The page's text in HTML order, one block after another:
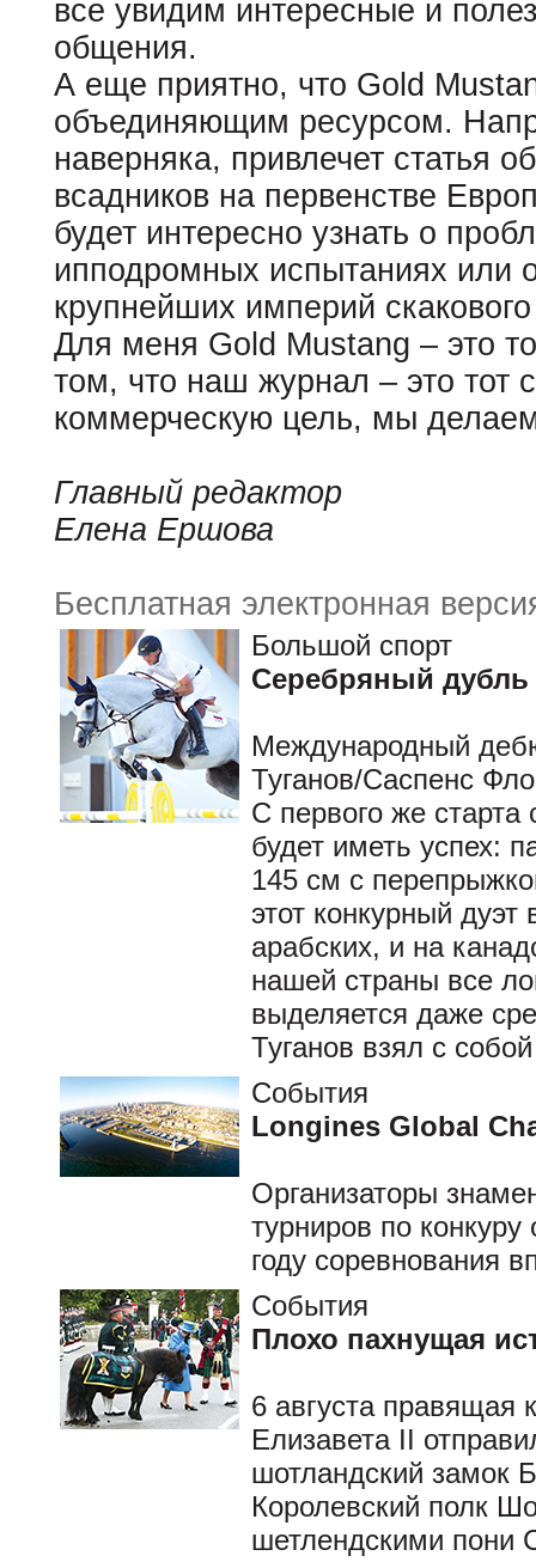
все увидим интересные и
общения.
А еще приятно, что Gold
объединяющим ресурсом.
наверняка, привлечет статья
всадников на первенстве
будет интересно узнать о
ипподромных испытаниях или
крупнейших империй
Для меня Gold Mustang – это
том, что наш журнал – это тот
коммерческую цель, мы
Главный редактор
Елена Ершова
Бесплатная электронная
Большой спорт
Серебряный дубль
Международный
Туганов/Саспенс
С первого же старта
будет иметь успех:
145 см с
этот конкурный
арабских, и на
нашей страны все
выделяется даже
Туганов взял с
События
Longines Global
Организаторы
турниров по
году соревнования
События
Плохо пахнущая
6 августа правящая
Елизавета II
шотландский замок
Королевский полк
шетлендскими пони